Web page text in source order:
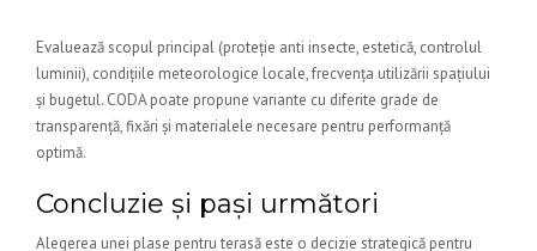
Evaluează scopul principal (proteție anti insecte, estetică, controlul
luminii), condițiile meteorologice locale, frecvența utilizării spațiului
și bugetul. CODA poate propune variante cu diferite grade de
transparență, fixări și materialele necesare pentru performanță
optimă.
Concluzie și pași următori
Alegerea unei plase pentru terasă este o decizie strategică pentru